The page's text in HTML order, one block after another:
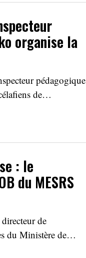
organise la
pédagogique
de…
: le
du MESRS
de
du Ministère de…